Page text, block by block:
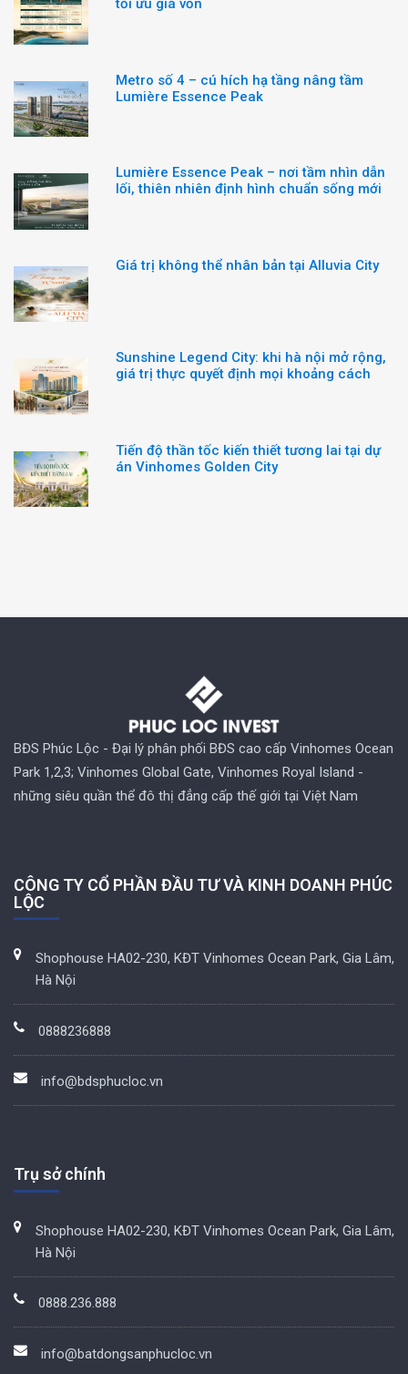
tối ưu giá vốn
Metro số 4 – cú hích hạ tầng nâng tầm
Lumière Essence Peak
Lumière Essence Peak – nơi tầm nhìn dẫn
lối, thiên nhiên định hình chuẩn sống mới
Giá trị không thể nhân bản tại Alluvia City
Sunshine Legend City: khi hà nội mở rộng,
giá trị thực quyết định mọi khoảng cách
Tiến độ thần tốc kiến thiết tương lai tại dự
án Vinhomes Golden City
BĐS Phúc Lộc - Đại lý phân phối BĐS cao cấp Vinhomes Ocean
Park 1,2,3; Vinhomes Global Gate, Vinhomes Royal Island -
những siêu quần thể đô thị đẳng cấp thế giới tại Việt Nam
CÔNG TY CỔ PHẦN ĐẦU TƯ VÀ KINH DOANH PHÚC
LỘC
Shophouse HA02-230, KĐT Vinhomes Ocean Park, Gia Lâm,
Hà Nội
0888236888
info@bdsphucloc.vn
Trụ sở chính
Shophouse HA02-230, KĐT Vinhomes Ocean Park, Gia Lâm,
Hà Nội
0888.236.888
info@batdongsanphucloc.vn